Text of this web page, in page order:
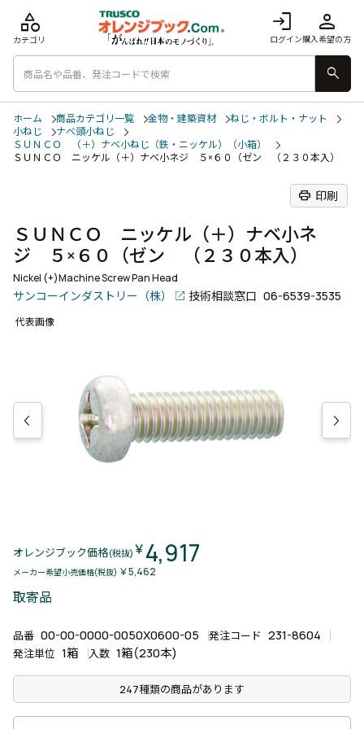
login
ログイン
person
購入希望の方
category
カテゴリ
search
ホーム 商品カテゴリ一覧 金物・建築資材
ねじ・ボルト・ナット
小ねじ
ナベ頭小ねじ
ＳＵＮＣＯ （＋）ナベ小ねじ（鉄・ニッケル）（小箱）
ＳＵＮＣＯ ニッケル（＋）ナベ小ネジ ５×６０（ゼン （２３０本入）
print 印刷
ＳＵＮＣＯ ニッケル（＋）ナベ小ネ
ジ ５×６０（ゼン （２３０本入）
Nickel (+)Machine Screw Pan Head
サンコーインダストリー（株） 技術相談窓口 06-6539-3535
代表画像
オレンジブック価格(税抜) ￥4,917
メーカー希望小売価格(税抜) ￥5,462
取寄品
品番 00-00-0000-0050X0600-05 発注コード 231-8604
発注単位 1箱 入数 1箱(230本)
247種類の商品があります